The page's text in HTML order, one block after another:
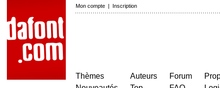
Mon compte | Inscription
Thèmes
Auteurs
Forum